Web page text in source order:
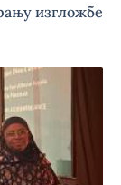
изгложбе